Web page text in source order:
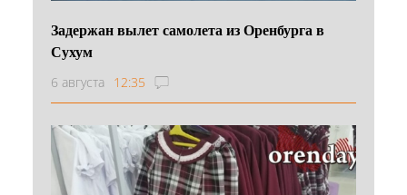
Задержан вылет самолета из Оренбурга в
Сухум
6 августа 12:35